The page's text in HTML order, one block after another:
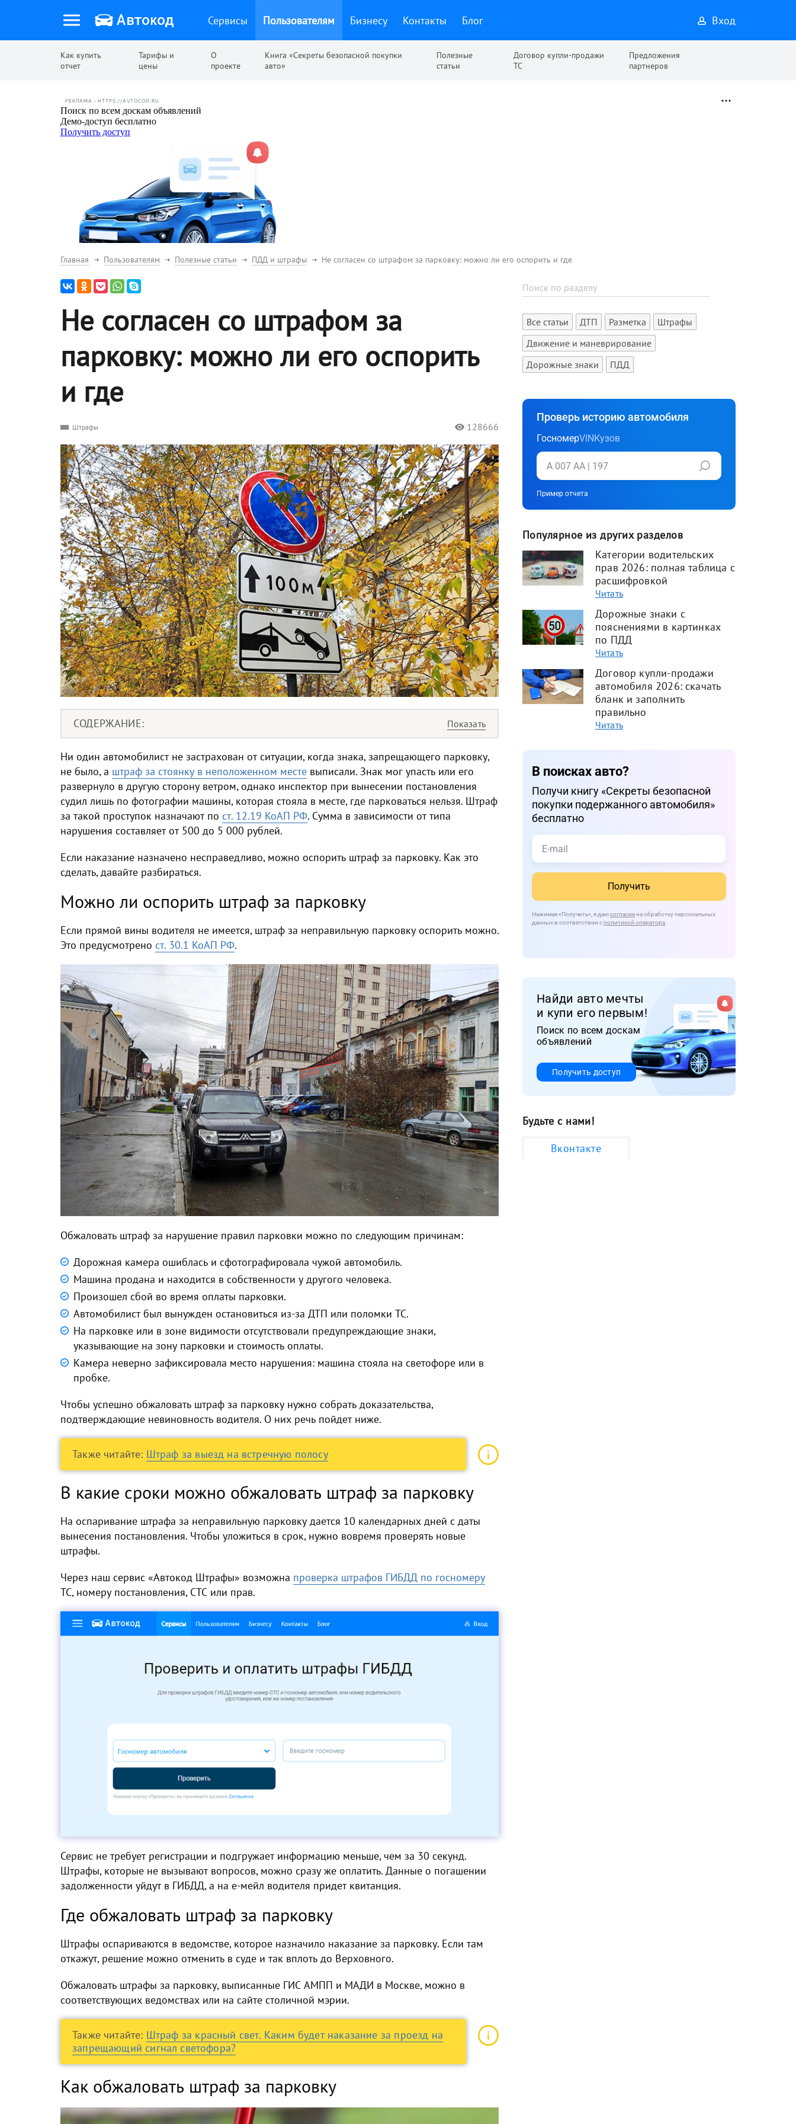
Сервисы Пользователям Бизнесу Контакты Блог Вход
Как купить
отчет
Тарифы и
цены
О
проекте
Книга «Секреты безопасной покупки
авто»
Полезные
статьи
Договор купли-продажи
ТС
Предложения
партнеров
РЕКЛАМА • HTTPS://AVTOCOD.RU
Главная Пользователям Полезные статьи ПДД и штрафы Не согласен со штрафом за парковку: можно ли его оспорить и где
Не согласен со штрафом за
парковку: можно ли его оспорить
и где
Штрафы 128666
СОДЕРЖАНИЕ
Ни один автомобилист не застрахован от ситуации, когда знака, запрещающего парковку,
не было, а штраф за стоянку в неположенном месте выписали. Знак мог упасть или его
развернуло в другую сторону ветром, однако инспектор при вынесении постановления
судил лишь по фотографии машины, которая стояла в месте, где парковаться нельзя. Штраф
за такой проступок назначают по ст. 12.19 КоАП РФ. Сумма в зависимости от типа
нарушения составляет от 500 до 5 000 рублей.
Если наказание назначено несправедливо, можно оспорить штраф за парковку. Как это
сделать, давайте разбираться.
Можно ли оспорить штраф за парковку
Если прямой вины водителя не имеется, штраф за неправильную парковку оспорить можно.
Это предусмотрено ст. 30.1 КоАП РФ.
Обжаловать штраф за нарушение правил парковки можно по следующим причинам:
Дорожная камера ошиблась и сфотографировала чужой автомобиль.
Машина продана и находится в собственности у другого человека.
Произошел сбой во время оплаты парковки.
Автомобилист был вынужден остановиться из-за ДТП или поломки ТС.
На парковке или в зоне видимости отсутствовали предупреждающие знаки,
указывающие на зону парковки и стоимость оплаты.
Камера неверно зафиксировала место нарушения: машина стояла на светофоре или в
пробке.
Чтобы успешно обжаловать штраф за парковку нужно собрать доказательства,
подтверждающие невиновность водителя. О них речь пойдет ниже.
Также читайте: Штраф за выезд на встречную полосу
В какие сроки можно обжаловать штраф за парковку
На оспаривание штрафа за неправильную парковку дается 10 календарных дней с даты
вынесения постановления. Чтобы уложиться в срок, нужно вовремя проверять новые
штрафы.
Через наш сервис «Автокод Штрафы» возможна проверка штрафов ГИБДД по госномеру
ТС, номеру постановления, СТС или прав.
Сервис не требует регистрации и подгружает информацию меньше, чем за 30 секунд.
Штрафы, которые не вызывают вопросов, можно сразу же оплатить. Данные о погашении
задолженности уйдут в ГИБДД, а на е-мейл водителя придет квитанция.
Где обжаловать штраф за парковку
Штрафы оспариваются в ведомстве, которое назначило наказание за парковку. Если там
откажут, решение можно отменить в суде и так вплоть до Верховного.
Обжаловать штрафы за парковку, выписанные ГИС АМПП и МАДИ в Москве, можно в
соответствующих ведомствах или на сайте столичной мэрии.
Также читайте: Штраф за красный свет. Каким будет наказание за проезд на
запрещающий сигнал светофора?
Как обжаловать штраф за парковку
Все статьи ДТП Разметка
Штрафы
Движение и маневрирование
Дорожные знаки
ПДД
Проверь историю автомобиля
ГосномерVINКузов
Пример отчета
Популярное из других разделов
Категории водительских
прав 2026: полная таблица с
расшифровкой
Читать
Дорожные знаки с
пояснениями в картинках
по ПДД
Читать
Договор купли-продажи
автомобиля 2026: скачать
бланк и заполнить
правильно
Читать
В поисках авто?
Получи книгу «Cекреты безопасной
покупки подержанного автомобиля»
бесплатно
Получить
Нажимая «Получить» , я даюсогласиена обработку персональных
данных в соответствии сполитикой оператора
Найди авто мечты
и купи его первым!
Поиск по всем доскам
объявлений
Получить доступ
Будьте с нами!
Вконтакте